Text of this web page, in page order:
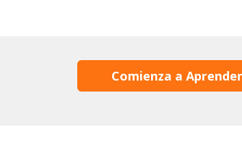
Comienza a Aprender